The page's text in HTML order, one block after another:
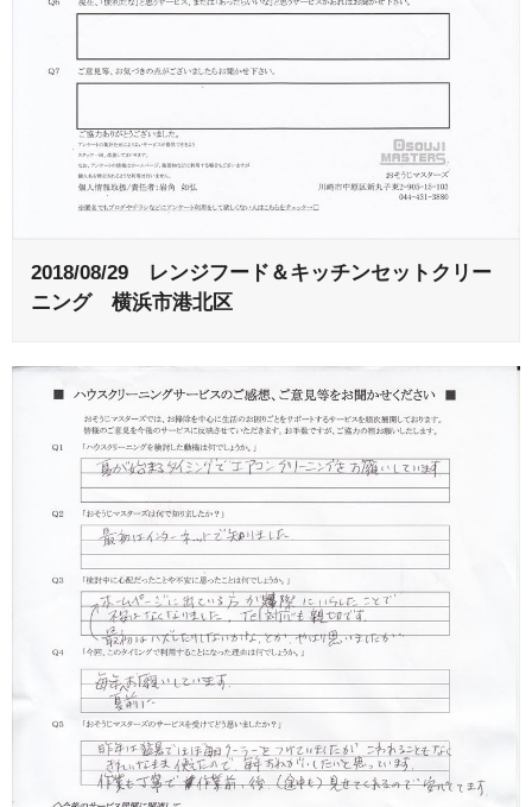
2018/08/29 レンジフード＆キッチンセットクリー
ニング 横浜市港北区